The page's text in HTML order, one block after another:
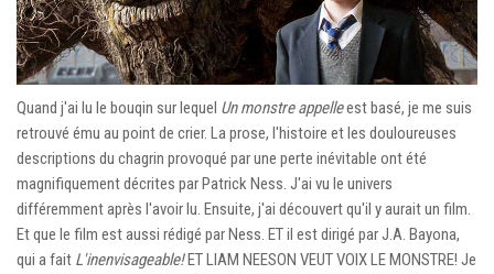
Quand j'ai lu le bouqin sur lequel Un monstre appelleest basé, je me suis
retrouvé ému au point de crier. La prose, l'histoire et les douloureuses
descriptions du chagrin provoqué par une perte inévitable ont été
magnifiquement décrites par Patrick Ness. J'ai vu le univers
différemment après l'avoir lu. Ensuite, j'ai découvert qu'il y aurait un film.
Et que le film est aussi rédigé par Ness. ET il est dirigé par J.A. Bayona,
qui a fait L'inenvisageable!ET LIAM NEESON VEUT VOIX LE MONSTRE! Je